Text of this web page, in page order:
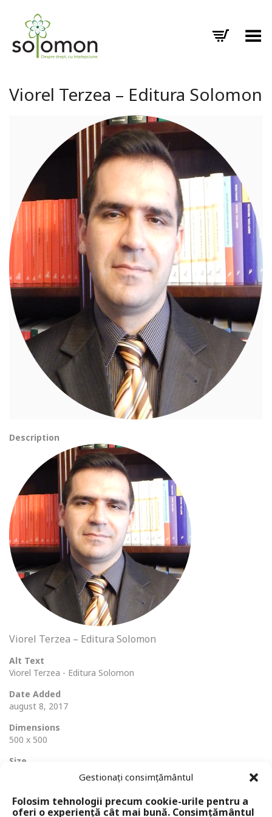
Gestionați consimțământul
Folosim tehnologii precum cookie-urile pentru a
oferi o experiență cât mai bună. Consimțământul
Toggle Menu
Viorel Terzea – Editura Solomon
Description
Viorel Terzea – Editura Solomon
Alt Text
Viorel Terzea - Editura Solomon
Date Added
august 8, 2017
Dimensions
500 x 500
Size